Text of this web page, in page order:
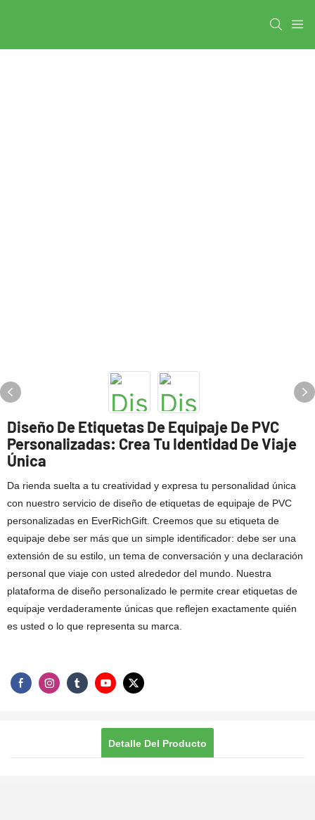
Diseño De Etiquetas De Equipaje De PVC
Personalizadas: Crea Tu Identidad De Viaje
Única
Da rienda suelta a tu creatividad y expresa tu personalidad única
con nuestro servicio de diseño de etiquetas de equipaje de PVC
personalizadas en EverRichGift. Creemos que su etiqueta de
equipaje debe ser más que un simple identificador: debe ser una
extensión de su estilo, un tema de conversación y una declaración
personal que viaje con usted alrededor del mundo. Nuestra
plataforma de diseño personalizado le permite crear etiquetas de
equipaje verdaderamente únicas que reflejen exactamente quién
es usted o lo que representa su marca.
Detalle Del Producto